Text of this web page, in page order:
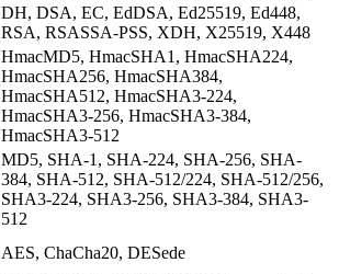
DH, DSA, EC, EdDSA, Ed25519, Ed448,
RSA, RSASSA-PSS, XDH, X25519, X448
HmacMD5, HmacSHA1, HmacSHA224,
HmacSHA256, HmacSHA384,
HmacSHA512, HmacSHA3-224,
HmacSHA3-256, HmacSHA3-384,
HmacSHA3-512
MD5, SHA-1, SHA-224, SHA-256, SHA-
384, SHA-512, SHA-512/224, SHA-512/256,
SHA3-224, SHA3-256, SHA3-384, SHA3-
512
AES, ChaCha20, DESede